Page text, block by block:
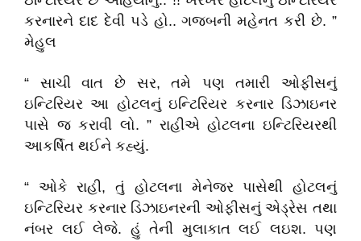
કરનારને દાદ દેવી પડે હો.. ગજબની મહેનત કરી છે. ”
મેહુલ
“ સાચી વાત છે સર, તમે પણ તમારી ઓફીસનું
ઇન્ટિરિયર આ હોટલનું ઇન્ટિરિયર કરનાર ડિઝાઇનર
પાસે જ કરાવી લો. ” રાહીએ હોટલના ઇન્ટિરિયરથી
આકર્ષિત થઈને કહ્યું.
“ ઓકે રાહી, તું હોટલના મેનેજર પાસેથી હોટલનું
ઇન્ટિરિયર કરનાર ડિઝાઇનરની ઓફીસનું એડ્રેસ તથા
નંબર લઈ લેજે. હું તેની મુલાકાત લઈ લઇશ. પણ